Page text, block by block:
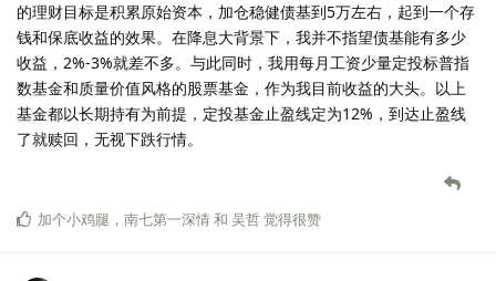
的理财目标是积累原始资本，加仓稳健债基到5万左右，起到一个存
钱和保底收益的效果。在降息大背景下，我并不指望债基能有多少
收益，2%-3%就差不多。与此同时，我用每月工资少量定投标普指
数基金和质量价值风格的股票基金，作为我目前收益的大头。以上
基金都以长期持有为前提，定投基金止盈线定为12%，到达止盈线
了就赎回，无视下跌行情。
加个小鸡腿 ， 南七第一深情和 吴哲觉得很赞